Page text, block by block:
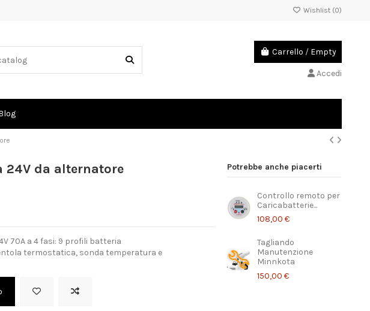
Wishlist (0)
Carrello / Empty
Accedi
24V da alternatore
70A a 4 fasi: 9 profili batteria
termostatica, sonda temperatura e
Potrebbe anche piacerti
Controllo remoto per
Caricabatterie...
108,00 €
Tagliando
Manutenzione
Minnkota
150,00 €